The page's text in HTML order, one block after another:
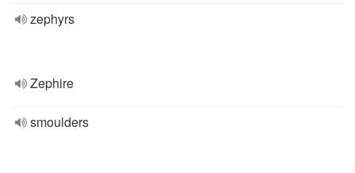
zephyrs
Zephire
smoulders